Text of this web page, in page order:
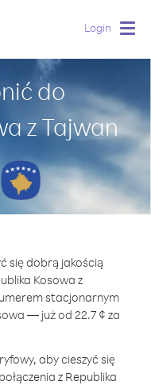
Login
do
z Tajwan
się dobrą jakością
Kosowa z
stacjonarnym
— już od 22.7 ¢ za
aby cieszyć się
z Republika